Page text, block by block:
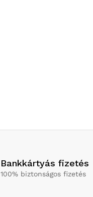
Bankkártyás fizetés
100% biztonságos fizetés